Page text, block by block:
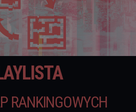
RANKINGOWYCH